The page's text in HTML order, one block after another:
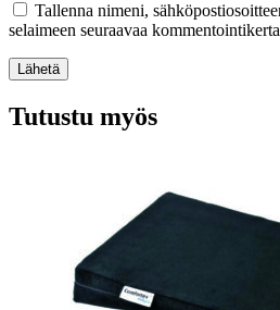
Tallenna nimeni,
selaimeen seuraavaa
Lähetä
Tutustu myös